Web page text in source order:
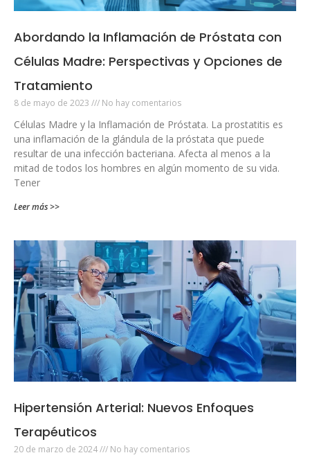
Abordando la Inflamación de Próstata con
Células Madre: Perspectivas y Opciones de
Tratamiento
8 de mayo de 2023 No hay comentarios
Células Madre y la Inflamación de Próstata. La prostatitis es
una inflamación de la glándula de la próstata que puede
resultar de una infección bacteriana. Afecta al menos a la
mitad de todos los hombres en algún momento de su vida.
Tener
Leer más >>
Hipertensión Arterial: Nuevos Enfoques
Terapéuticos
20 de marzo de 2024 No hay comentarios